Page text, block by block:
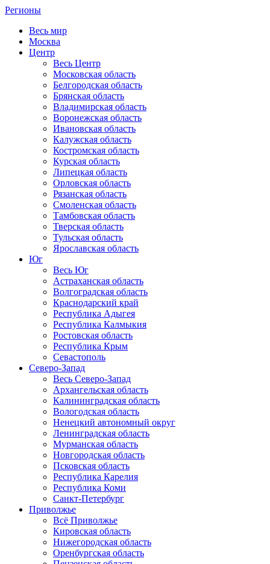
Регионы
Весь мир
Москва
Центр
Весь Центр
Московская область
Белгородская область
Брянская область
Владимирская область
Воронежская область
Ивановская область
Калужская область
Костромская область
Курская область
Липецкая область
Орловская область
Рязанская область
Смоленская область
Тамбовская область
Тверская область
Тульская область
Ярославская область
Юг
Весь Юг
Астраханская область
Волгоградская область
Краснодарский край
Республика Адыгея
Республика Калмыкия
Ростовская область
Республика Крым
Севастополь
Северо-Запад
Весь Северо-Запад
Архангельская область
Калининградская область
Вологодская область
Ненецкий автономный округ
Ленинградская область
Мурманская область
Новгородская область
Псковская область
Республика Карелия
Республика Коми
Санкт-Петербург
Приволжье
Всё Приволжье
Кировская область
Нижегородская область
Оренбургская область